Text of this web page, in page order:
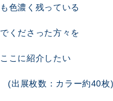
色濃く残っている
くださった方々を
こに紹介したい
(出展枚数：カラー約40枚)